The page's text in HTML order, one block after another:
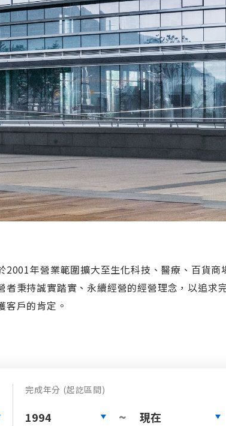
2001年營業範圍擴大至生化科技、醫療、百貨
者秉持誠實踏實、永續經營的經營理念，以追求
客戶的肯定。
完成年分 (起訖區間)
1994 ~ 現在